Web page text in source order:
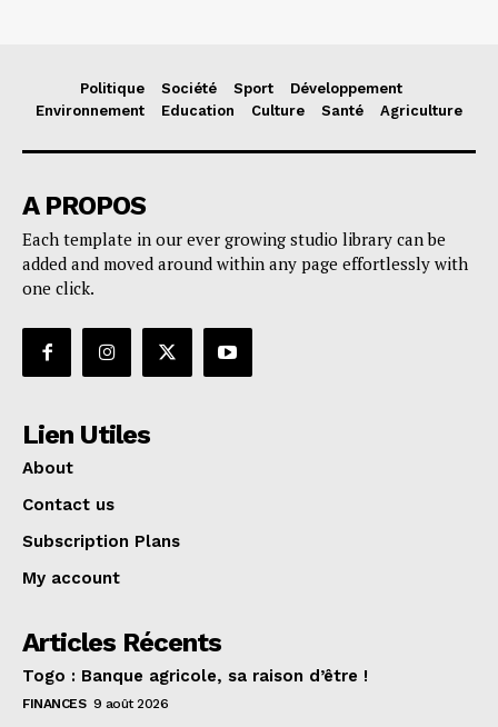
Politique Société Sport
Développement
Environnement
Education Culture Santé Agriculture
A PROPOS
Each template in our ever growing studio library can be
added and moved around within any page effortlessly with
one click.
Lien Utiles
About
Contact us
Subscription Plans
My account
Articles Récents
Togo : Banque agricole, sa raison d’être !
FINANCES 9 août 2026